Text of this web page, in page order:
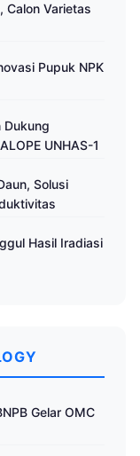
Calon Varietas
Pupuk NPK
Dukung
UNHAS-1
Solusi
Hasil Iradiasi
Gelar OMC